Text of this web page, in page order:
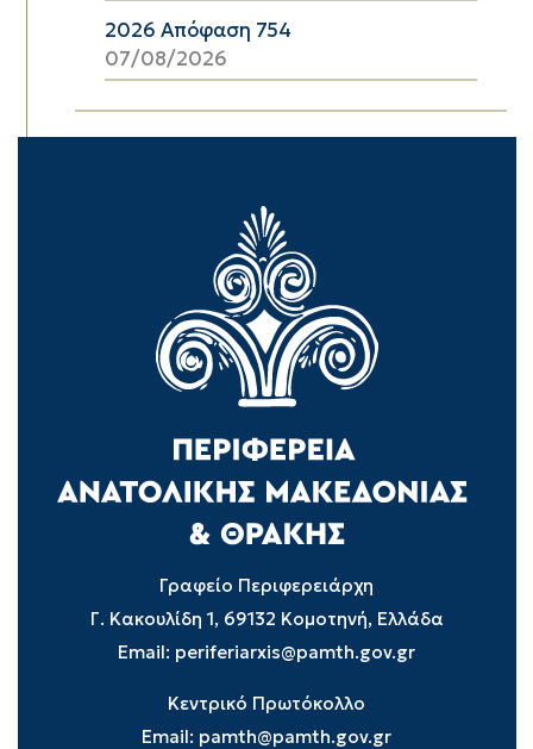
2026 Απόφαση 754
07/08/2026
Γραφείο Περιφερειάρχη
Γ. Κακουλίδη 1, 69132 Κομοτηνή, Ελλάδα
Email: periferiarxis@pamth.gov.gr
Κεντρικό Πρωτόκολλο
Email: pamth@pamth.gov.gr